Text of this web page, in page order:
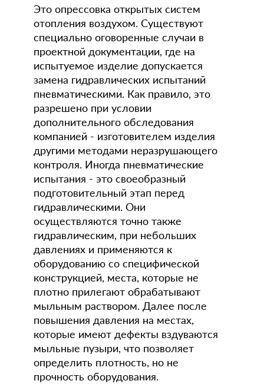
Это опрессовка открытых систем
отопления воздухом. Существуют
специально оговоренные случаи в
проектной документации, где на
испытуемое изделие допускается
замена гидравлических испытаний
пневматическими. Как правило, это
разрешено при условии
дополнительного обследования
компанией - изготовителем изделия
другими методами неразрушающего
контроля. Иногда пневматические
испытания - это своеобразный
подготовительный этап перед
гидравлическими. Они
осуществляются точно также
гидравлическим, при небольших
давлениях и применяются к
оборудованию со специфической
конструкцией, места, которые не
плотно прилегают обрабатывают
мыльным раствором. Далее после
повышения давления на местах,
которые имеют дефекты вздуваются
мыльные пузыри, что позволяет
определить плотность, но не
прочность оборудования.